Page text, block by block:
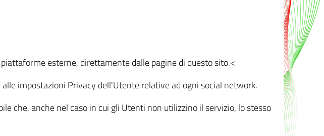
esterne, direttamente dalle pagine di questo sito.<
impostazioni Privacy dell'Utente relative ad ogni social network.
che, anche nel caso in cui gli Utenti non utilizzino il servizio, lo stesso